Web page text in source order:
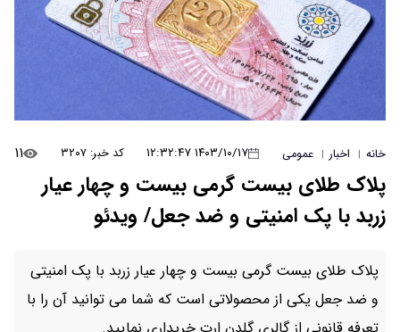
خانه | اخبار | عمومی ۱۴۰۳/۱۰/۱۷ ۱۲:۳۲:۴۷ کد خبر: ۳۲۰۷ ۱۱
پلاک طلای بیست گرمی بیست و چهار عیار
زربد با پک امنیتی و ضد جعل/ ویدئو
پلاک طلای بیست گرمی بیست و چهار عیار زربد با پک امنیتی
و ضد جعل یکی از محصولاتی است که شما می توانید آن را با